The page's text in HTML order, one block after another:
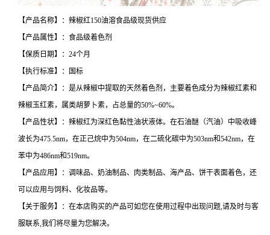
【产品名称】：辣椒红150油溶食品级现货供应
【产品属性】：食品级着色剂
【保质日期】：24个月
【执行标准】：国标
【产品简介】：是从辣椒中提取的天然着色剂，主要着色成分为辣椒红素和
辣椒玉红素，属类胡萝卜素，占总量的50%~60%。
【产品性状】：辣椒红为深红色黏性油状液体。在石油醚（汽油）中吸收峰
波长为475.5nm，在正己烷中为504nm，在二硫化碳中为503nm和542nm，在
苯中为486nm和519nm。
【产品应用】：调味品、奶油制品、肉类制品、海产品、饼干表面着色，还
可以应用与饲料、化妆品等。
【关于服务】：在本店购买的产品可如您在使用过程中出现问题,请及时与客
服联系,我们将尽量为您解决。